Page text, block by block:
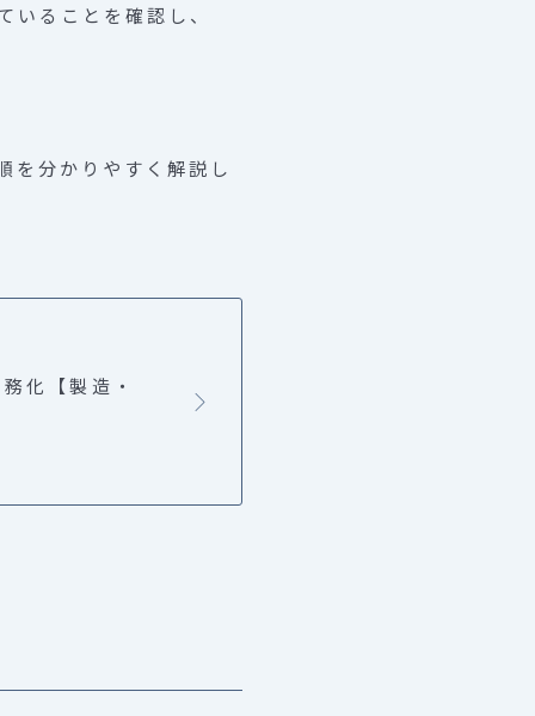
ることを確認し、
を分かりやすく解説し
化【製造・